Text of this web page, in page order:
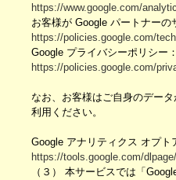
https://www.google.com/
お客様が Google パートナーの
https://policies.google.com/
Google プライバシーポリシー：
https://policies.google.com/
なお、お客様はご自身のデー
利用ください。
Google アナリティクス オプト
https://tools.google.com/
（３） 本サービスでは「